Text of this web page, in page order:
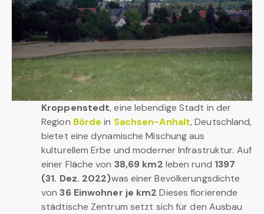
Kroppenstedt, eine lebendige Stadt in der
Region Börde in Sachsen-Anhalt, Deutschland,
bietet eine dynamische Mischung aus
kulturellem Erbe und moderner Infrastruktur. Auf
einer Fläche von 38,69 km2 leben rund 1397
(31. Dez. 2022)was einer Bevölkerungsdichte
von36 Einwohner je km2 Dieses florierende
städtische Zentrum setzt sich für den Ausbau